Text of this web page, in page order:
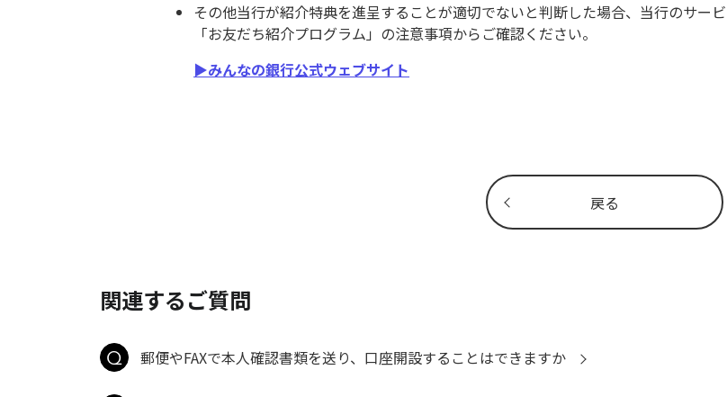
戻る
その他当行が紹介特典を進呈することが適切でないと判断した場合、当行のサー
「お友だち紹介プログラム」の注意事項からご確認ください。
▶みんなの銀行公式ウェブサイト
関連するご質問
郵便やFAXで本人確認書類を送り、口座開設することはできますか